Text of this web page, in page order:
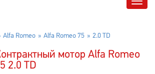
Alfa Romeo Alfa Romeo 75 2.0 TD
мотор Alfa Romeo
2.0 TD